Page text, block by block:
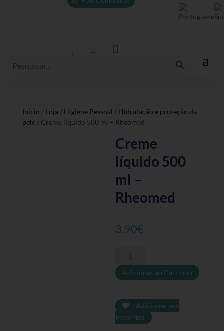
 
Início / Loja / Higiene Pessoal / Hidratação e proteção da
pele/ Creme líquido 500 ml – Rheomed
Creme
líquido 500
ml –
Rheomed
3.90€
Creme
ml
-
Rheomed
Adicionar ao Carrinho
Adicionar aos
Favoritos